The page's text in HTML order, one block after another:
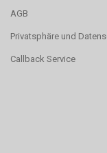
AGB
Privatsphäre und
Callback Service